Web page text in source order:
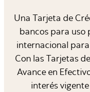
Una Tarjeta de
bancos para uso
internacional
Con las Tarjetas
Avance en
interés